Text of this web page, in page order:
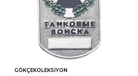
Sepete
Ekle
GÖKÇEKOLEKSIYON